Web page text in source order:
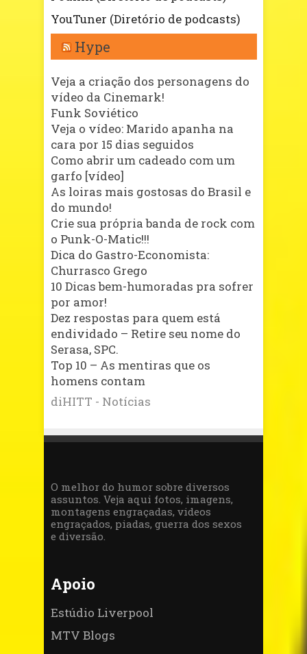
YouTuner (Diretório de podcasts)
Hype
Veja a criação dos personagens do
vídeo da Cinemark!
Funk Soviético
Veja o vídeo: Marido apanha na
cara por 15 dias seguidos
Como abrir um cadeado com um
garfo [vídeo]
As loiras mais gostosas do Brasil e
do mundo!
Crie sua própria banda de rock com
o Punk-O-Matic!!!
Dica do Gastro-Economista:
Churrasco Grego
10 Dicas bem-humoradas pra sofrer
por amor!
Dez respostas para quem está
endividado – Retire seu nome do
Serasa, SPC.
Top 10 – As mentiras que os
homens contam
diHITT - Notícias
O melhor do humor sobre diversos
assuntos. Veja aqui fotos, imagens,
montagens engraçadas, videos
engraçados, piadas, guerra dos sexos
e diversão.
Apoio
Estúdio Liverpool
MTV Blogs